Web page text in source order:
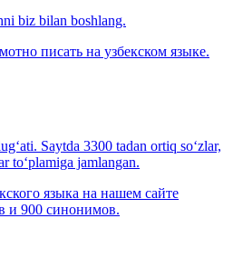
biz bilan boshlang.
писать на узбекском языке.
Saytda 3300 tadan ortiq so‘zlar,
to‘plamiga jamlangan.
языка на нашем сайте
и 900 синонимов.